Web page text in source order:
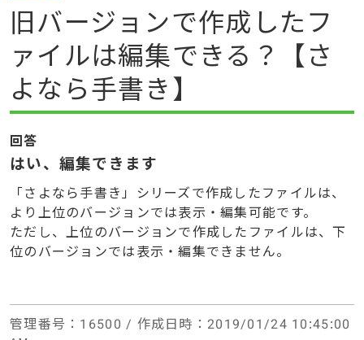
旧バージョンで作成したフ
ァイルは編集できる？【さ
よなら手書き】
回答
はい、編集できます
「さよなら手書き」シリーズで作成したファイルは、
より上位のバージョンでは表示・編集可能です。
ただし、上位のバージョンで作成したファイルは、下
位のバージョンでは表示・編集できません。
管理番号 ：16500 / 作成日時 ：2019/01/24 10:45:00